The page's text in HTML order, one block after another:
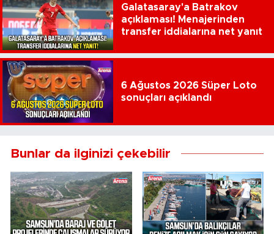
Galatasaray'a Batrakov
açıklaması! Menajerinden
transfer iddialarına net yanıt
6 Ağustos 2026 Süper Loto
sonuçları açıklandı
Bunlar da ilginizi çekebilir